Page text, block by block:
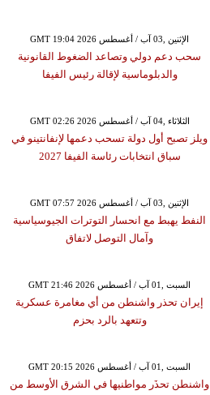
GMT 19:04 2026 الإثنين ,03 آب / أغسطس
سحب دعم دولي وتصاعد الضغوط القانونية
والدبلوماسية لإقالة رئيس الفيفا
GMT 02:26 2026 الثلاثاء ,04 آب / أغسطس
ويلز تصبح أول دولة تسحب دعمها لإنفانتينو في
سباق انتخابات رئاسة الفيفا 2027
GMT 07:57 2026 الإثنين ,03 آب / أغسطس
النفط يهبط مع انحسار التوترات الجيوسياسية
وآمال التوصل لاتفاق
GMT 21:46 2026 السبت ,01 آب / أغسطس
إيران تحذر واشنطن من أي مغامرة عسكرية
وتتعهد بالرد بحزم
GMT 20:15 2026 السبت ,01 آب / أغسطس
واشنطن تحذَر مواطنيها في الشرق الأوسط من